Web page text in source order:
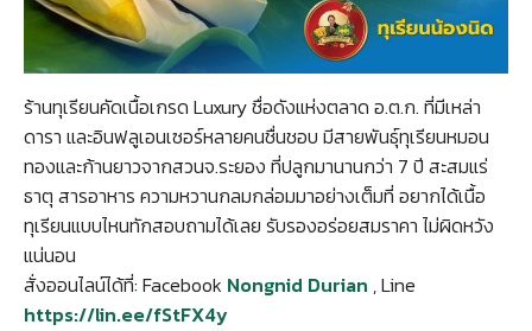
ร้านทุเรียนคัดเนื้อเกรด Luxury ชื่อดังแห่งตลาด อ.ต.ก. ที่มีเหล่า
ดารา และอินฟลูเอนเซอร์หลายคนชื่นชอบ มีสายพันธุ์ทุเรียนหมอน
ทองและก้านยาวจากสวนจ.ระยอง ที่ปลูกมานานกว่า 7 ปี สะสมแร่
ธาตุ สารอาหาร ความหวานกลมกล่อมมาอย่างเต็มที่ อยากได้เนื้อ
ทุเรียนแบบไหนทักสอบถามได้เลย รับรองอร่อยสมราคา ไม่ผิดหวัง
แน่นอน
สั่งออนไลน์ได้ที่: Facebook Nongnid Durian , Line
https://lin.ee/fStFX4y